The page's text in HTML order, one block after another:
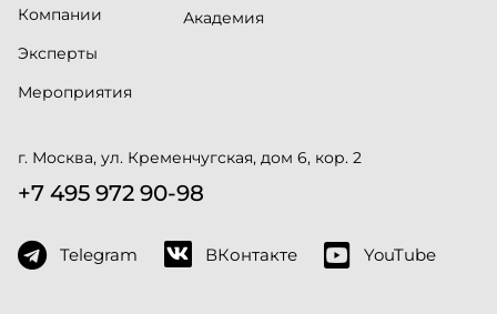
Компании
Эксперты
Мероприятия
Академия
г. Москва, ул. Кременчугская, дом 6, кор. 2
+7 495 972 90-98
Telegram ВКонтакте YouTube